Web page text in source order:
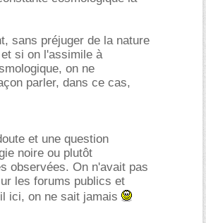
sans préjuger de la nature
si on l'assimile à
on ne
parler, dans ce cas,
et une question
noire ou plutôt
observées. On n'avait pas
les forums publics et
ici, on ne sait jamais